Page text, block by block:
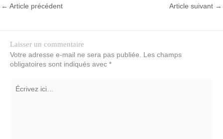
← Article précédent Article suivant →
Laisser un commentaire
Votre adresse e-mail ne sera pas publiée.
Les champs
obligatoires sont indiqués avec *
Écrivez
ici…